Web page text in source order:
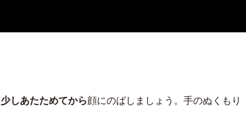
しあたためてから顔にのばしましょう。手のぬくもり